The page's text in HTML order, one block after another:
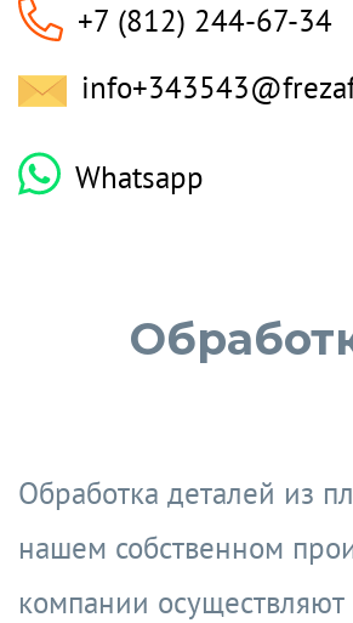
+7 (812) 244-67-34
Whatsapp
Обработка деталей из
нашем собственном
компании